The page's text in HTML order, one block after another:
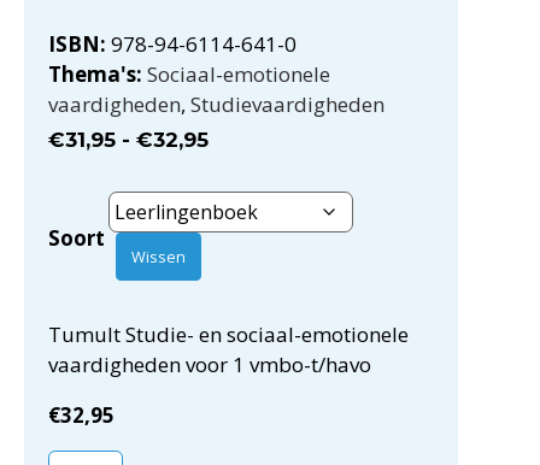
ISBN: 978-94-6114-641-0
Thema's: Sociaal-emotionele
vaardigheden, Studievaardigheden
€31,95 - €32,95
Soort
Wissen
Tumult Studie- en sociaal-emotionele
vaardigheden voor 1 vmbo-t/havo
€32,95